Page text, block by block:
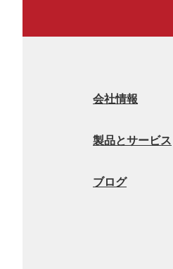
会社情報
製品とサービス
ブログ